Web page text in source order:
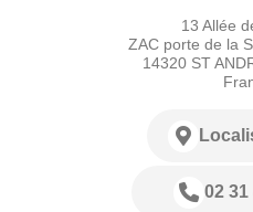
13 Allée
ZAC porte de la
14320 ST
02 31